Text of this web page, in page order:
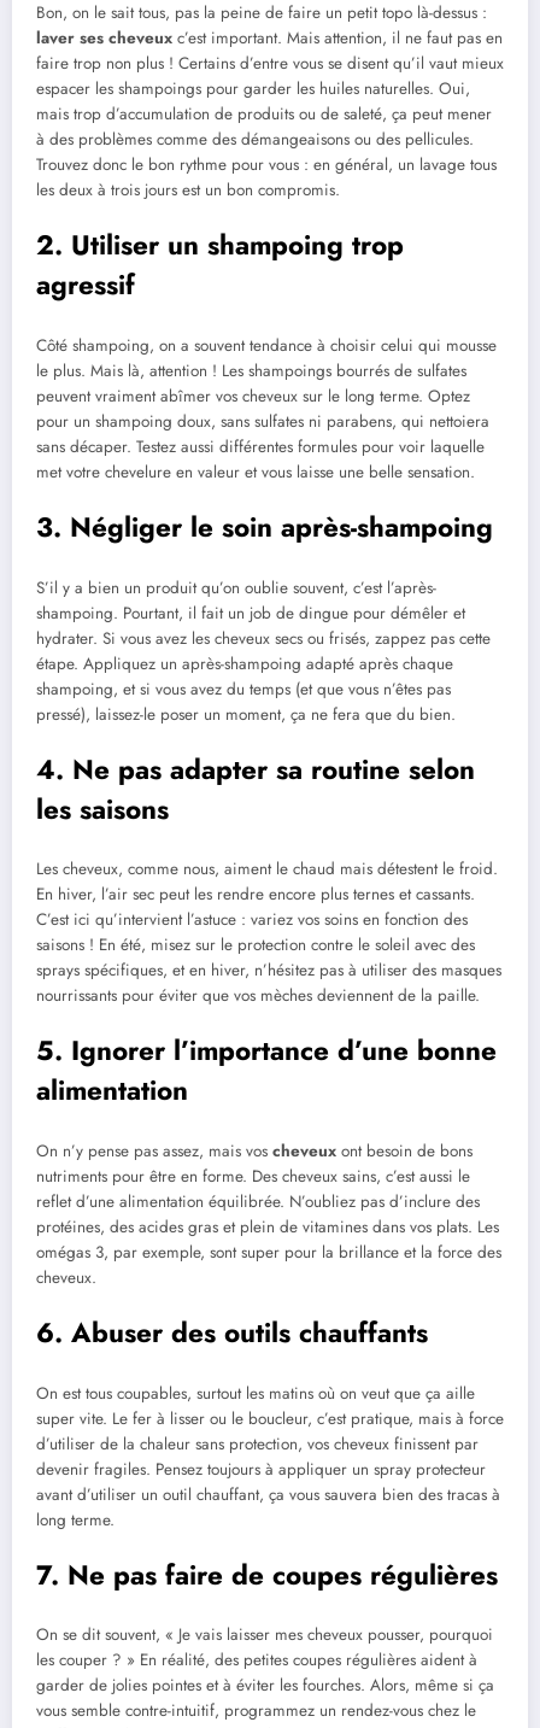
Bon, on le sait tous, pas la peine de faire un petit topo là-dessus :
laver ses cheveux c’est important. Mais attention, il ne faut pas en
faire trop non plus ! Certains d’entre vous se disent qu’il vaut mieux
espacer les shampoings pour garder les huiles naturelles. Oui,
mais trop d’accumulation de produits ou de saleté, ça peut mener
à des problèmes comme des démangeaisons ou des pellicules.
Trouvez donc le bon rythme pour vous : en général, un lavage tous
les deux à trois jours est un bon compromis.
2. Utiliser un shampoing trop
agressif
Côté shampoing, on a souvent tendance à choisir celui qui mousse
le plus. Mais là, attention ! Les shampoings bourrés de sulfates
peuvent vraiment abîmer vos cheveux sur le long terme. Optez
pour un shampoing doux, sans sulfates ni parabens, qui nettoiera
sans décaper. Testez aussi différentes formules pour voir laquelle
met votre chevelure en valeur et vous laisse une belle sensation.
3. Négliger le soin après-shampoing
S’il y a bien un produit qu’on oublie souvent, c’est l’après-
shampoing. Pourtant, il fait un job de dingue pour démêler et
hydrater. Si vous avez les cheveux secs ou frisés, zappez pas cette
étape. Appliquez un après-shampoing adapté après chaque
shampoing, et si vous avez du temps (et que vous n’êtes pas
pressé), laissez-le poser un moment, ça ne fera que du bien.
4. Ne pas adapter sa routine selon
les saisons
Les cheveux, comme nous, aiment le chaud mais détestent le froid.
En hiver, l’air sec peut les rendre encore plus ternes et cassants.
C’est ici qu’intervient l’astuce : variez vos soins en fonction des
saisons ! En été, misez sur le protection contre le soleil avec des
sprays spécifiques, et en hiver, n’hésitez pas à utiliser des masques
nourrissants pour éviter que vos mèches deviennent de la paille.
5. Ignorer l’importance d’une bonne
alimentation
On n’y pense pas assez, mais vos cheveux ont besoin de bons
nutriments pour être en forme. Des cheveux sains, c’est aussi le
reflet d’une alimentation équilibrée. N’oubliez pas d’inclure des
protéines, des acides gras et plein de vitamines dans vos plats. Les
omégas 3, par exemple, sont super pour la brillance et la force des
cheveux.
6. Abuser des outils chauffants
On est tous coupables, surtout les matins où on veut que ça aille
super vite. Le fer à lisser ou le boucleur, c’est pratique, mais à force
d’utiliser de la chaleur sans protection, vos cheveux finissent par
devenir fragiles. Pensez toujours à appliquer un spray protecteur
avant d’utiliser un outil chauffant, ça vous sauvera bien des tracas à
long terme.
7. Ne pas faire de coupes régulières
On se dit souvent, « Je vais laisser mes cheveux pousser, pourquoi
les couper ? » En réalité, des petites coupes régulières aident à
garder de jolies pointes et à éviter les fourches. Alors, même si ça
vous semble contre-intuitif, programmez un rendez-vous chez le